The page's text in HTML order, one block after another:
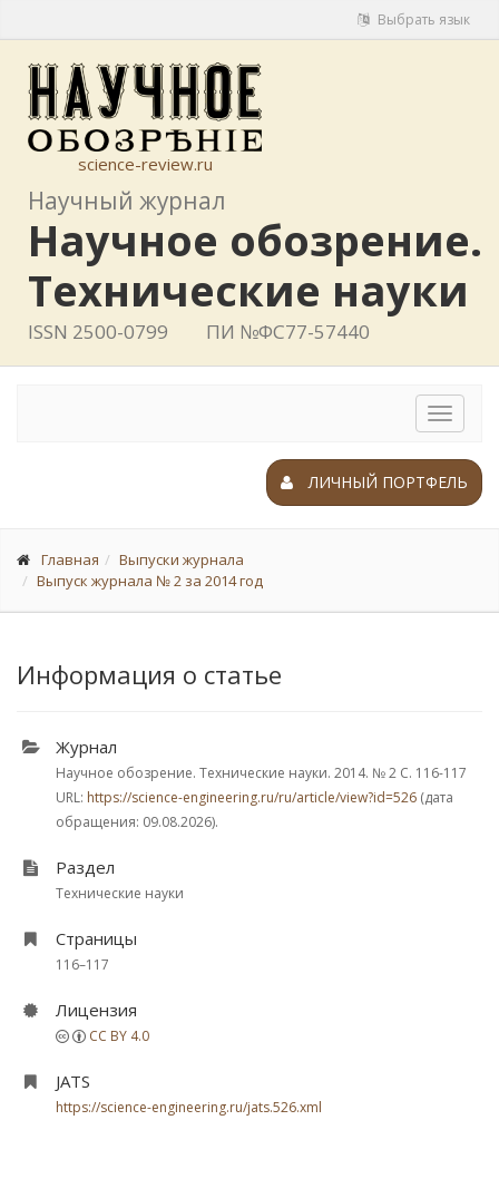
Выбрать язык
science-review.ru
Научный журнал
Научное обозрение.
Технические науки
ISSN 2500-0799 ПИ №ФС77-57440
Toggle
ЛИЧНЫЙ ПОРТФЕЛЬ
Главная
Выпуски журнала
Выпуск журнала № 2 за 2014 год
Информация о статье
Журнал
Научное обозрение. Технические науки. 2014. № 2 С. 116-117
URL: https://science-engineering.ru/ru/article/view?id=526 (дата
обращения: 09.08.2026).
Раздел
Технические науки
Страницы
116–117
Лицензия
CC BY 4.0
JATS
https://science-engineering.ru/jats.526.xml